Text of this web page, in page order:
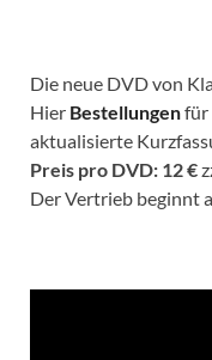
Die neue DVD von
Hier Bestellungenfür
aktualisierte
Preis pro DVD: 12 €
Der Vertrieb beginnt